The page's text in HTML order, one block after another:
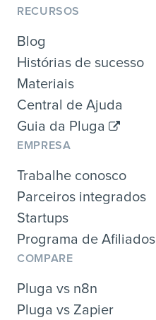
RECURSOS
Blog
Histórias de sucesso
Materiais
Central de Ajuda
Guia da Pluga
EMPRESA
Trabalhe conosco
Parceiros integrados
Startups
Programa de Afiliados
COMPARE
Pluga vs n8n
Pluga vs Zapier